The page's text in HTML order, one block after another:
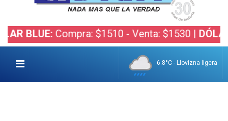
Compra: $1510 - Venta: $1530 |DÓLAR
6.8°C - Llovizna ligera